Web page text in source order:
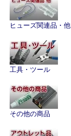
ヒューズ関連品・他
工具・ツール
その他の商品